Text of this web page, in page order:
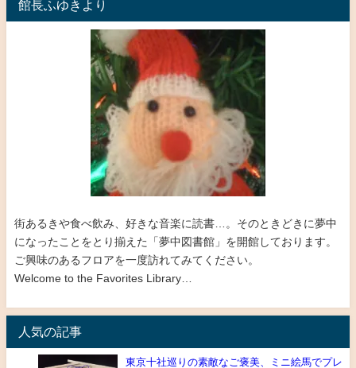
館長ふゆきより
街あるきや食べ飲み、好きな音楽に読書…。そのときどきに夢中
になったことをとり揃えた「夢中図書館」を開館しております。
ご興味のあるフロアを一度訪れてみてください。
Welcome to the Favorites Library…
人気の記事
東京十社巡りの素敵なご褒美、ミニ絵馬でプレ